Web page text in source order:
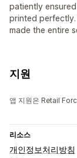
patiently
printed
made the entire
지원
앱 지원은 Retail
리소스
개인정보처리방침